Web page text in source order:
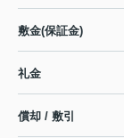
敷金(保証金)
礼金
償却 / 敷引